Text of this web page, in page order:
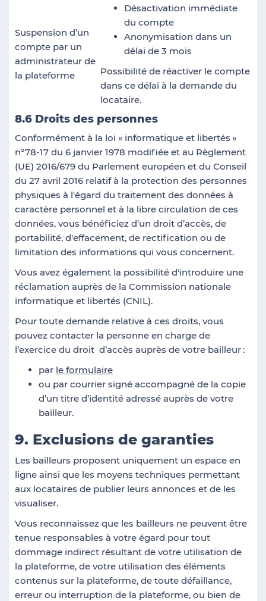
Suspension d’un
compte par un
administrateur de
la plateforme
Désactivation immédiate
du compte
Anonymisation dans un
délai de 3 mois
Possibilité de réactiver le compte
dans ce délai à la demande du
locataire.
8.6 Droits des personnes
Conformément à la loi « informatique et libertés »
n°78-17 du 6 janvier 1978 modifiée et au Règlement
(UE) 2016/679 du Parlement européen et du Conseil
du 27 avril 2016 relatif à la protection des personnes
physiques à l'égard du traitement des données à
caractère personnel et à la libre circulation de ces
données, vous bénéficiez d’un droit d’accès, de
portabilité, d'effacement, de rectification ou de
limitation des informations qui vous concernent.
Vous avez également la possibilité d'introduire une
réclamation auprès de la Commission nationale
informatique et libertés (CNIL).
Pour toute demande relative à ces droits, vous
pouvez contacter la personne en charge de
l’exercice du droit d’accès auprès de votre bailleur:
par le formulaire
ou par courrier signé accompagné de la copie
d’un titre d’identité adressé auprès de votre
bailleur.
9. Exclusions de garanties
Les bailleurs proposent uniquement un espace en
ligne ainsi que les moyens techniques permettant
aux locataires de publier leurs annonces et de les
visualiser.
Vous reconnaissez que les bailleurs ne peuvent être
tenue responsables à votre égard pour tout
dommage indirect résultant de votre utilisation de
la plateforme, de votre utilisation des éléments
contenus sur la plateforme, de toute défaillance,
erreur ou interruption de la plateforme, ou bien de